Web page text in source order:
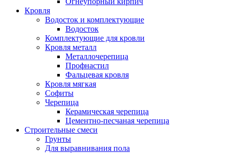
Кровля
Водосток и комплектующие
Водосток
Комплектующие для кровли
Кровля металл
Металлочерепица
Профнастил
Фальцевая кровля
Кровля мягкая
Софиты
Черепица
Керамическая черепица
Цементно-песчаная черепица
Строительные смеси
Грунты
Для выравнивания пола